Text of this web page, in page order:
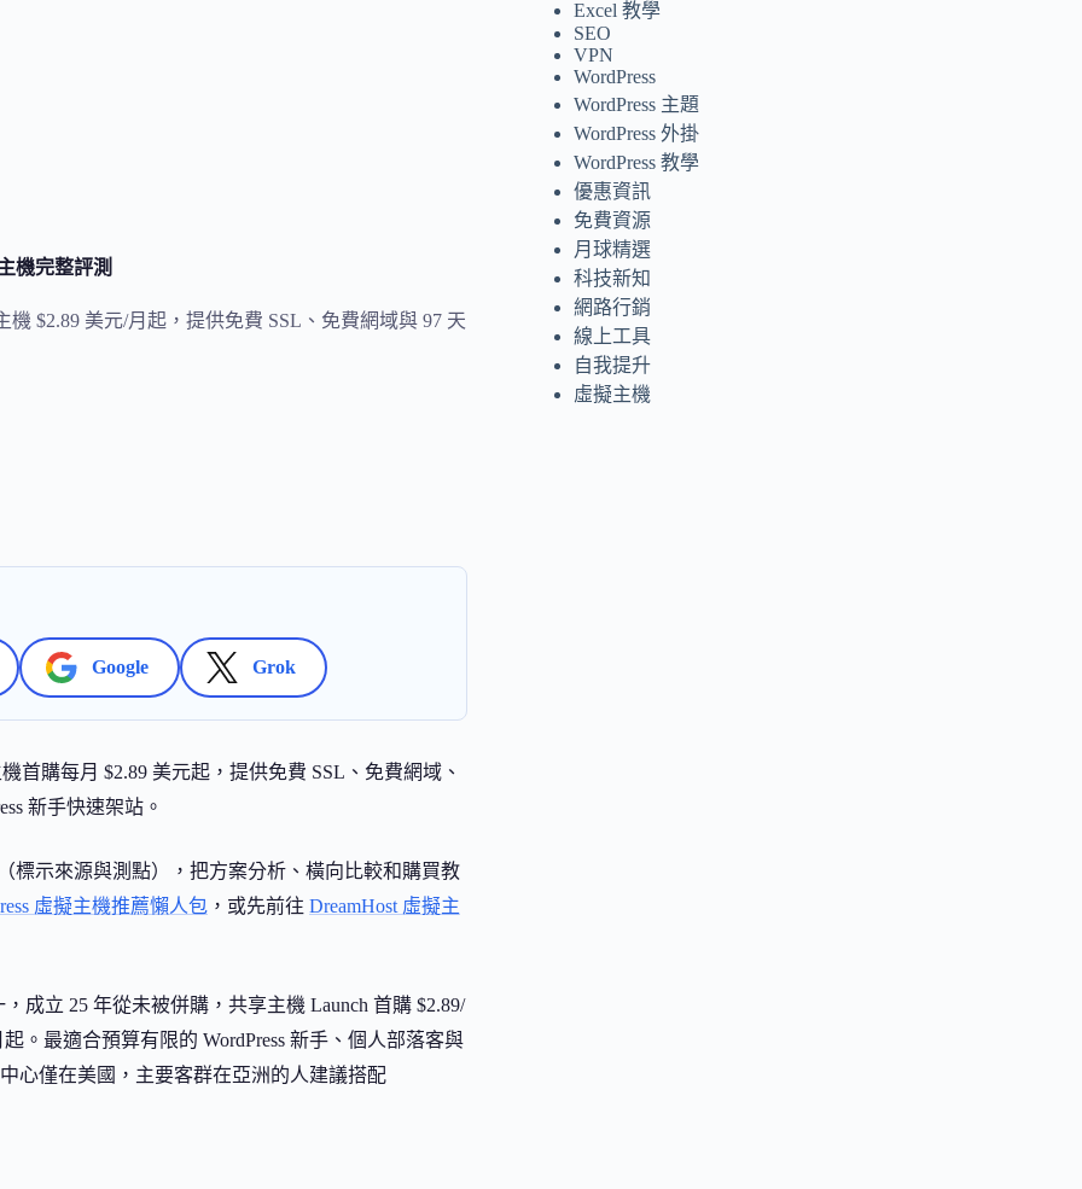
機完整評測
機 $2.89 美元/月起，提供免費 SSL、免費網域與 97 天
Google Grok
首購每月 $2.89 美元起，提供免費 SSL、免費網域、
新手快速架站。
標示來源與測點），把方案分析、橫向比較和購買教
虛擬主機推薦懶人包 ，或先前往 DreamHost 虛擬主
成立 25 年從未被併購，共享主機 Launch 首購 $2.89/
起。最適合預算有限的 WordPress 新手、個人部落客與
心僅在美國，主要客群在亞洲的人建議搭配
Excel 教學
SEO
VPN
WordPress
WordPress 主題
WordPress 外掛
WordPress 教學
優惠資訊
免費資源
月球精選
科技新知
網路行銷
線上工具
自我提升
虛擬主機